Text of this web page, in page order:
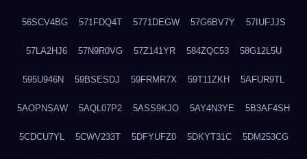
56SCV4BG 571FDQ4T 5771DEGW 57G6BV7Y 57IUFJJS
57LA2HJ6 57N9R0VG 57Z141YR 584ZQC53 58G12L5U
595U946N 59BSESDJ 59FRMR7X 59T11ZKH 5AFUR9TL
5AOPNSAW 5AQL07P2 5ASS9KJO 5AY4N3YE 5B3AF4SH
5CDCU7YL 5CWV233T 5DFYUFZ0 5DKYT31C 5DM253CG